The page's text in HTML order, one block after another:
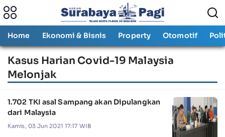
Home Ekonomi & Bisnis Property Otomotif
Kasus Harian Covid-19 Malaysia
Melonjak
1.702 TKI asal Sampang akan Dipulangkan
dari Malaysia
Kamis, 03 Jun 2021 17:17 WIB